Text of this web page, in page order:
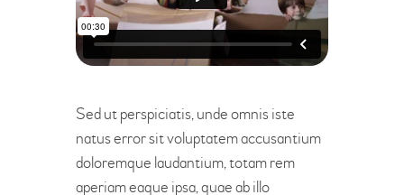
Sed ut perspiciatis, unde omnis iste
natus error sit voluptatem accusantium
doloremque laudantium, totam rem
aperiam eaque ipsa, quae ab illo